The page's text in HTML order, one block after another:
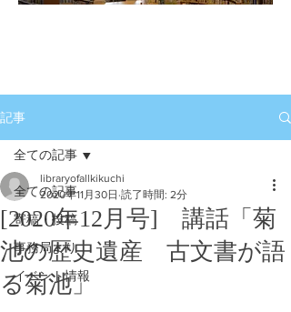
記事
全ての記事
寄稿・投稿
事務局より
イベント情報
全ての記事
[2020年12月号] 講話「菊
池の歴史遺産 古文書が語
る菊池」
libraryofallkikuchi
2020年11月30日 読了時間: 2分